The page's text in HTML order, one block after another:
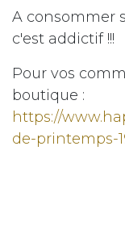
A consommer
c'est addictif !!!
Pour vos
boutique :
https://
de-printemps-